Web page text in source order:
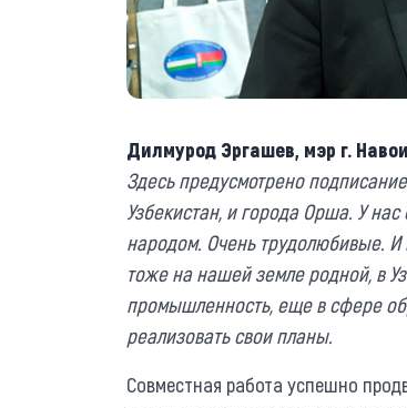
Дилмурод Эргашев, мэр г.
Здесь предусмотрено
Узбекистан, и города Орша. У
народом. Очень трудолюбивые. И
тоже на нашей земле родной, в
промышленность, еще в сфере
реализовать свои планы.
Совместная работа успешно